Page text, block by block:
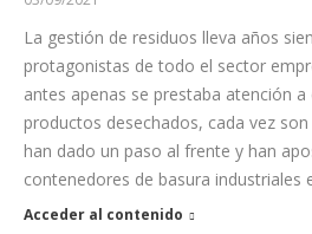
La gestión de residuos lleva años
protagonistas de todo el sector
antes apenas se prestaba atención
productos desechados, cada vez
han dado un paso al frente y han
contenedores de basura industriales
Acceder al contenido